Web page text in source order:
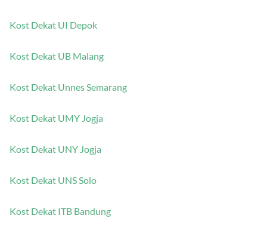
Kost Dekat UI Depok
Kost Dekat UB Malang
Kost Dekat Unnes Semarang
Kost Dekat UMY Jogja
Kost Dekat UNY Jogja
Kost Dekat UNS Solo
Kost Dekat ITB Bandung